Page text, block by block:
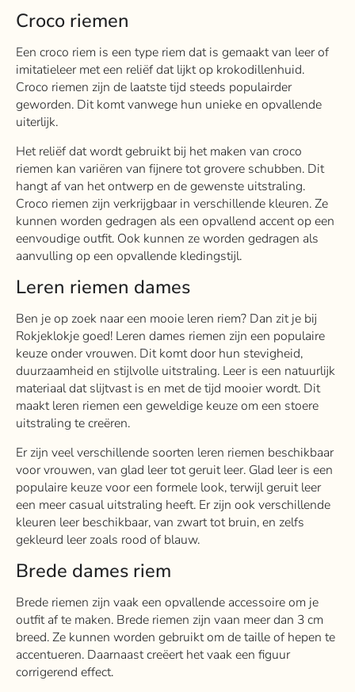
Croco riemen
Een croco riem is een type riem dat is gemaakt van leer of
imitatieleer met een reliëf dat lijkt op krokodillenhuid.
Croco riemen zijn de laatste tijd steeds populairder
geworden. Dit komt vanwege hun unieke en opvallende
uiterlijk.
Het reliëf dat wordt gebruikt bij het maken van croco
riemen kan variëren van fijnere tot grovere schubben. Dit
hangt af van het ontwerp en de gewenste uitstraling.
Croco riemen zijn verkrijgbaar in verschillende kleuren. Ze
kunnen worden gedragen als een opvallend accent op een
eenvoudige outfit. Ook kunnen ze worden gedragen als
aanvulling op een opvallende kledingstijl.
Leren riemen dames
Ben je op zoek naar een mooie leren riem? Dan zit je bij
Rokjeklokje goed! Leren dames riemen zijn een populaire
keuze onder vrouwen. Dit komt door hun stevigheid,
duurzaamheid en stijlvolle uitstraling. Leer is een natuurlijk
materiaal dat slijtvast is en met de tijd mooier wordt. Dit
maakt leren riemen een geweldige keuze om een stoere
uitstraling te creëren.
Er zijn veel verschillende soorten leren riemen beschikbaar
voor vrouwen, van glad leer tot geruit leer. Glad leer is een
populaire keuze voor een formele look, terwijl geruit leer
een meer casual uitstraling heeft. Er zijn ook verschillende
kleuren leer beschikbaar, van zwart tot bruin, en zelfs
gekleurd leer zoals rood of blauw.
Brede dames riem
Brede riemen zijn vaak een opvallende accessoire om je
outfit af te maken. Brede riemen zijn vaan meer dan 3 cm
breed. Ze kunnen worden gebruikt om de taille of hepen te
accentueren. Daarnaast creëert het vaak een figuur
corrigerend effect.